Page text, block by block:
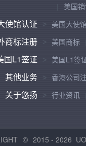
美国
使馆认证 美国大使
商标注册 美国商标
国L1签证 美国L1签
其他业务 香港公司
关于悠扬 行业资讯
© 2015 - 2026